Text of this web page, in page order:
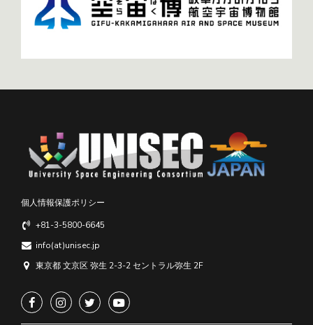
個人情報保護ポリシー
+81-3-5800-6645
info(at)unisec.jp
東京都 文京区 弥生 2-3-2 セントラル弥生 2F